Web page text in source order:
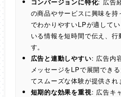
の商品やサービスに興味を
でわかりやすいLPが適して
いる情報を短時間で伝え、
す。
広告と連動しやすい: 広告内
メッセージをLPで展開でき
てスムーズな体験が提供され
短期的な効果を重視: 広告キ